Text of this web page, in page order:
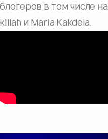
блогеров в том числе
killah и Maria Kakdela.